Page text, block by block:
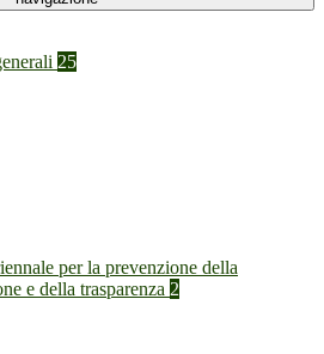
25
per la prevenzione della
e della trasparenza 2